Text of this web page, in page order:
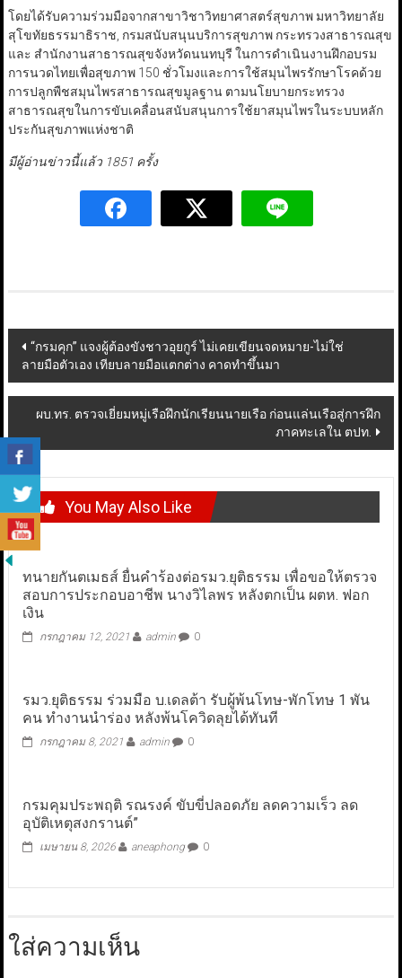
โดยได้รับความร่วมมือจากสาขาวิชาวิทยาศาสตร์สุขภาพ มหาวิทยาลัย
สุโขทัยธรรมาธิราช, กรมสนับสนุนบริการสุขภาพ กระทรวงสาธารณสุข
และ สำนักงานสาธารณสุขจังหวัดนนทบุรี ในการดำเนินงานฝึกอบรม
การนวดไทยเพื่อสุขภาพ 150 ชั่วโมงและการใช้สมุนไพรรักษาโรคด้วย
การปลูกพืชสมุนไพรสาธารณสุขมูลฐาน ตามนโยบายกระทรวง
สาธารณสุขในการขับเคลื่อนสนับสนุนการใช้ยาสมุนไพรในระบบหลัก
ประกันสุขภาพแห่งชาติ
มีผู้อ่านข่าวนี้แล้ว 1851 ครั้ง
Post
navigation
“กรมคุก” แจงผู้ต้องขังชาวอุยกูร์ ไม่เคยเขียนจดหมาย-ไม่ใช่
ลายมือตัวเอง เทียบลายมือแตกต่าง คาดทำขึ้นมา
ผบ.ทร. ตรวจเยี่ยมหมู่เรือฝึกนักเรียนนายเรือ ก่อนแล่นเรือสู่การฝึก
ภาคทะเลใน ตปท.
You May Also Like
ทนายกันตเมธส์ ยื่นคำร้องต่อรมว.ยุติธรรม เพื่อขอให้ตรวจ
สอบการประกอบอาชีพ นางวิไลพร หลังตกเป็น ผตห. ฟอก
เงิน
กรกฎาคม 12, 2021 admin 0
รมว.ยุติธรรม ร่วมมือ บ.เดลต้า รับผู้พ้นโทษ-พักโทษ 1 พัน
คน ทำงานนำร่อง หลังพ้นโควิดลุยได้ทันที
กรกฎาคม 8, 2021 admin 0
กรมคุมประพฤติ รณรงค์ ขับขี่ปลอดภัย ลดความเร็ว ลด
อุบัติเหตุสงกรานต์”
เมษายน 8, 2026 aneaphong 0
ใส่ความเห็น